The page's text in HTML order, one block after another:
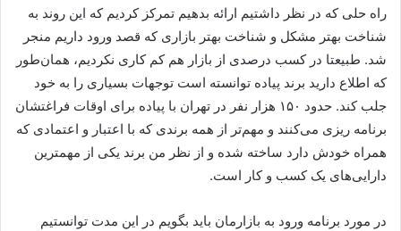
راه حلی که در نظر داشتیم ارائه بدهیم تمرکز کردیم که این روند به
شناخت بهتر مشکل و شناخت بهتر بازاری که قصد ورود داریم منجر
شد. طبیعتا در کسب درصدی از بازار هم کم کاری نکردیم، همان‌طور
که اطلاع دارید برند پیاده توانسته است توجهات بسیاری را به خود
جلب کند. حدود ۱۵۰ هزار نفر در تهران با پیاده برای اوقات فراغتشان
برنامه ریزی می‌کنند و مهم‌تر از همه برندی که با اعتبار و اعتمادی که
همراه خودش دارد ساخته شده و از نظر من برند یکی از مهمترین
دارایی‌های یک کسب و کار است.
در مورد برنامه ورود به بازارمان باید بگویم در این مدت توانستیم